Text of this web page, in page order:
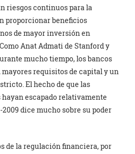
riesgos continuos para la
proporcionar beneficios
de mayor inversión en
Anat Admati de Stanford y
mucho tiempo, los bancos
requisitos de capital y un
El hecho de que las
escapado relativamente
dice mucho sobre su poder
de la regulación financiera, por